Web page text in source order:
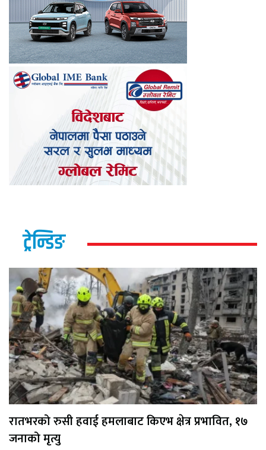
ट्रेन्डिङ
रातभरको रुसी हवाई हमलाबाट किएभ क्षेत्र प्रभावित, १७
जनाको मृत्यु